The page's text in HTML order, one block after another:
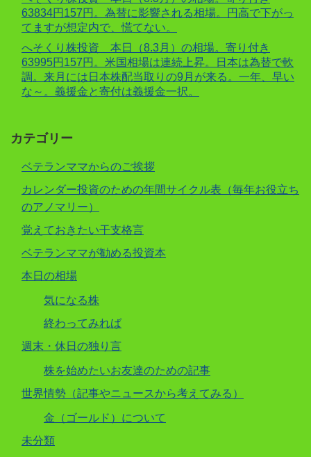
63834円157円。為替に影響される相場。円高で下がっ
てますが想定内で、慌てない。
へそくり株投資 本日（8.3月）の相場。寄り付き
63995円157円。米国相場は連続上昇。日本は為替で軟
調。来月には日本株配当取りの9月が来る。一年、早い
な～。義援金と寄付は義援金一択。
カテゴリー
ベテランママからのご挨拶
カレンダー投資のための年間サイクル表（毎年お役立ち
のアノマリー）
覚えておきたい干支格言
ベテランママが勧める投資本
本日の相場
気になる株
終わってみれば
週末・休日の独り言
株を始めたいお友達のための記事
世界情勢（記事やニュースから考えてみる）
金（ゴールド）について
未分類